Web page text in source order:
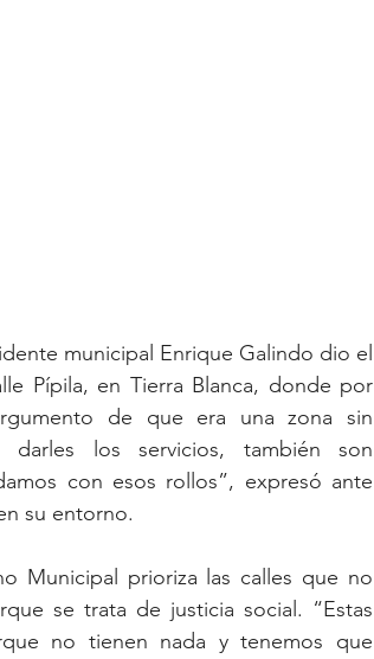
municipal Enrique Galindo dio el
Pípila, en Tierra Blanca, donde por
de que era una zona sin
darles los servicios, también son
con esos rollos”, expresó ante
su entorno.
Municipal prioriza las calles que no
se trata de justicia social. “Estas
no tienen nada y tenemos que